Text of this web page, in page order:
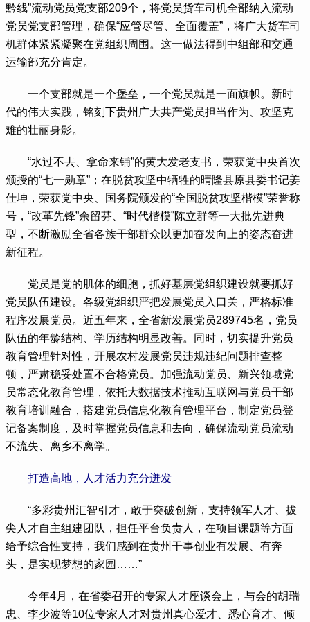
黔线”流动党员党支部209个，将党员货车司机全部纳入流动
党员党支部管理，确保“应管尽管、全面覆盖”，将广大货车司
机群体紧紧凝聚在党组织周围。这一做法得到中组部和交通
运输部充分肯定。
一个支部就是一个堡垒，一个党员就是一面旗帜。新时
代的伟大实践，铭刻下贵州广大共产党员担当作为、攻坚克
难的壮丽身影。
“水过不去、拿命来铺”的黄大发老支书，荣获党中央首次
颁授的“七一勋章”；在脱贫攻坚中牺牲的晴隆县原县委书记姜
仕坤，荣获党中央、国务院颁发的“全国脱贫攻坚楷模”荣誉称
号，“改革先锋”余留芬、“时代楷模”陈立群等一大批先进典
型，不断激励全省各族干部群众以更加奋发向上的姿态奋进
新征程。
党员是党的肌体的细胞，抓好基层党组织建设就要抓好
党员队伍建设。各级党组织严把发展党员入口关，严格标准
程序发展党员。近五年来，全省新发展党员289745名，党员
队伍的年龄结构、学历结构明显改善。同时，切实提升党员
教育管理针对性，开展农村发展党员违规违纪问题排查整
顿，严肃稳妥处置不合格党员。加强流动党员、新兴领域党
员常态化教育管理，依托大数据技术推动互联网与党员干部
教育培训融合，搭建党员信息化教育管理平台，制定党员登
记备案制度，及时掌握党员信息和去向，确保流动党员流动
不流失、离乡不离学。
打造高地，人才活力充分迸发
“多彩贵州汇智引才，敢于突破创新，支持领军人才、拔
尖人才自主组建团队，担任平台负责人，在项目课题等方面
给予综合性支持，我们感到在贵州干事创业有发展、有奔
头，是实现梦想的家园……”
今年4月，在省委召开的专家人才座谈会上，与会的胡瑞
忠、李少波等10位专家人才对贵州真心爱才、悉心育才、倾